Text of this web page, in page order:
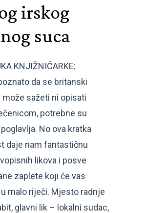
irskog
suca
KNJIŽNIČARKE:
da se britanski
može sažeti ni opisati
potrebne su
No ova kratka
daje nam fantastičnu
likova i posve
zaplete koji će vas
malo riječi. Mjesto radnje
glavni lik – lokalni sudac,